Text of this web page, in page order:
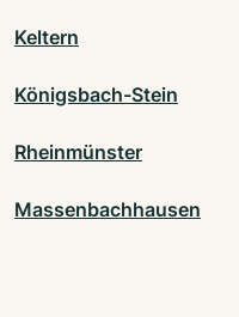
Keltern
Königsbach-Stein
Rheinmünster
Massenbachhausen